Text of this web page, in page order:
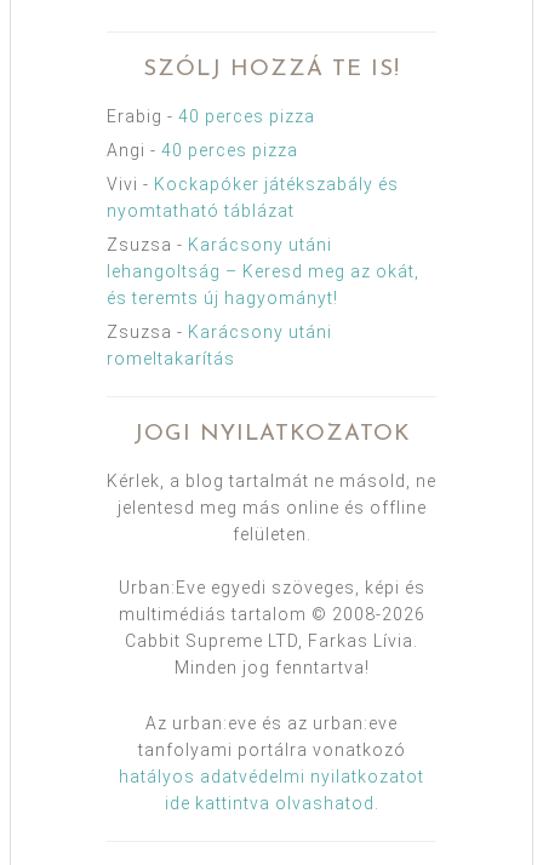
SZÓLJ HOZZÁ TE IS!
Erabig - 40 perces pizza
Angi - 40 perces pizza
Vivi - Kockapóker játékszabály és
nyomtatható táblázat
Zsuzsa - Karácsony utáni
lehangoltság – Keresd meg az okát,
és teremts új hagyományt!
Zsuzsa - Karácsony utáni
romeltakarítás
JOGI NYILATKOZATOK
Kérlek, a blog tartalmát ne másold, ne
jelentesd meg más online és offline
felületen.
Urban:Eve egyedi szöveges, képi és
multimédiás tartalom © 2008-2026
Cabbit Supreme LTD, Farkas Lívia.
Minden jog fenntartva!
Az urban:eve és az urban:eve
tanfolyami portálra vonatkozó
hatályos adatvédelmi nyilatkozatot
ide kattintva olvashatod